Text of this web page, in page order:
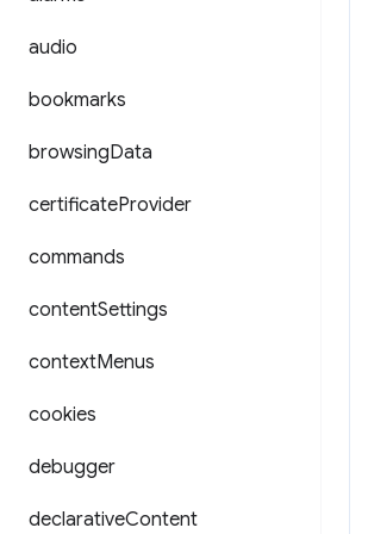
audio
bookmarks
browsingData
certificateProvider
commands
contentSettings
contextMenus
cookies
debugger
declarativeContent